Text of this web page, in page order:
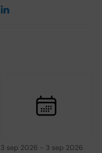
3 sep 2026 - 3 sep 2026